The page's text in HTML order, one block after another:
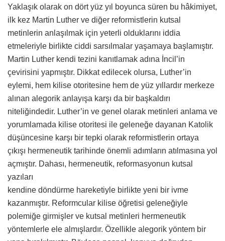
Yaklaşık olarak on dört yüz yıl boyunca süren bu hâkimiyet,
ilk kez Martin Luther ve diğer reformistlerin kutsal
metinlerin anlaşılmak için yeterli olduklarını iddia
etmeleriyle birlikte ciddi sarsılmalar yaşamaya başlamıştır.
Martin Luther kendi tezini kanıtlamak adına İncil’in
çevirisini yapmıştır. Dikkat edilecek olursa, Luther’in
eylemi, hem kilise otoritesine hem de yüz yıllardır merkeze
alınan alegorik anlayışa karşı da bir başkaldırı
niteliğindedir. Luther’in ve genel olarak metinleri anlama ve
yorumlamada kilise otoritesi ile geleneğe dayanan Katolik
düşüncesine karşı bir tepki olarak reformistlerin ortaya
çıkışı hermeneutik tarihinde önemli adımların atılmasına yol
açmıştır. Dahası, hermeneutik, reformasyonun kutsal
yazıları
kendine döndürme hareketiyle birlikte yeni bir ivme
kazanmıştır. Reformcular kilise öğretisi geleneğiyle
polemiğe girmişler ve kutsal metinleri hermeneutik
yöntemlerle ele almışlardır. Özellikle alegorik yöntem bir